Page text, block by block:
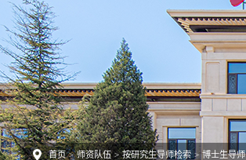
首页 > 师资队伍 > 按研究生导师检索 > 博士生导师